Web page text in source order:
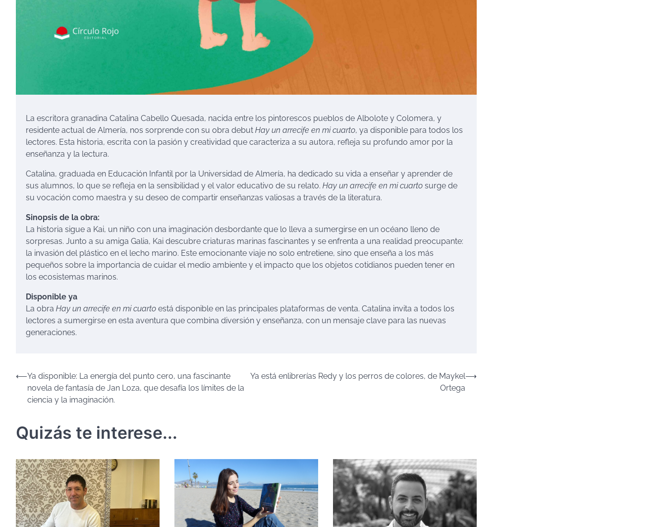
La escritora granadina Catalina Cabello Quesada, nacida entre los pintorescos pueblos de Albolote y Colomera, y
residente actual de Almería, nos sorprende con su obra debut Hay un arrecife en mi cuarto, ya disponible para todos los
lectores. Esta historia, escrita con la pasión y creatividad que caracteriza a su autora, refleja su profundo amor por la
enseñanza y la lectura.
Catalina, graduada en Educación Infantil por la Universidad de Almería, ha dedicado su vida a enseñar y aprender de
sus alumnos, lo que se refleja en la sensibilidad y el valor educativo de su relato. Hay un arrecife en mi cuarto surge de
su vocación como maestra y su deseo de compartir enseñanzas valiosas a través de la literatura.
Sinopsis de la obra:
La historia sigue a Kai, un niño con una imaginación desbordante que lo lleva a sumergirse en un océano lleno de
sorpresas. Junto a su amiga Galia, Kai descubre criaturas marinas fascinantes y se enfrenta a una realidad preocupante:
la invasión del plástico en el lecho marino. Este emocionante viaje no solo entretiene, sino que enseña a los más
pequeños sobre la importancia de cuidar el medio ambiente y el impacto que los objetos cotidianos pueden tener en
los ecosistemas marinos.
Disponible ya
La obra Hay un arrecife en mi cuarto está disponible en las principales plataformas de venta. Catalina invita a todos los
lectores a sumergirse en esta aventura que combina diversión y enseñanza, con un mensaje clave para las nuevas
generaciones.
Navegación
entradas
⟵Ya disponible: La energía del punto cero, una fascinante
novela de fantasía de Jan Loza, que desafía los límites de la
ciencia y la imaginación.
Ya está enlibrerías Redy y los perros de colores, de Maykel
Ortega
⟶
Quizás te interese...